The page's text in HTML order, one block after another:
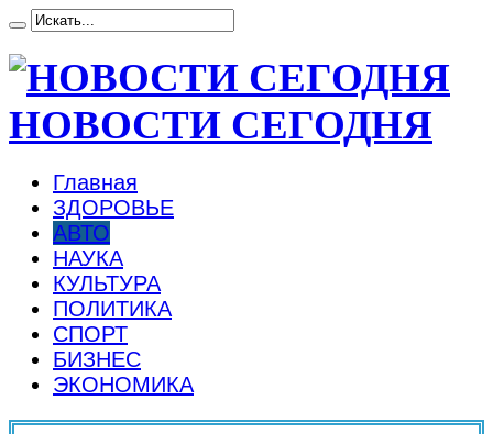
НОВОСТИ СЕГОДНЯ
Главная
ЗДОРОВЬЕ
АВТО
НАУКА
КУЛЬТУРА
ПОЛИТИКА
СПОРТ
БИЗНЕС
ЭКОНОМИКА